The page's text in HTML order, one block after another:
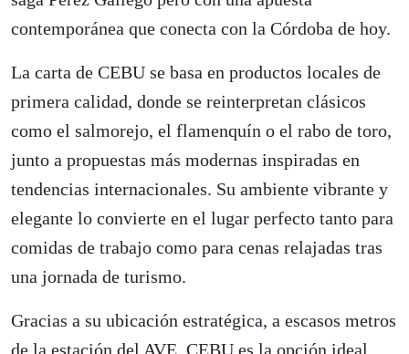
contemporánea que conecta con la Córdoba de hoy.
La carta de CEBU se basa en productos locales de
primera calidad, donde se reinterpretan clásicos
como el salmorejo, el flamenquín o el rabo de toro,
junto a propuestas más modernas inspiradas en
tendencias internacionales. Su ambiente vibrante y
elegante lo convierte en el lugar perfecto tanto para
comidas de trabajo como para cenas relajadas tras
una jornada de turismo.
Gracias a su ubicación estratégica, a escasos metros
de la estación del AVE, CEBU es la opción ideal